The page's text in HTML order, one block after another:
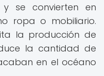
se convierten en
ropa o mobiliario.
la producción de
la cantidad de
en el océano